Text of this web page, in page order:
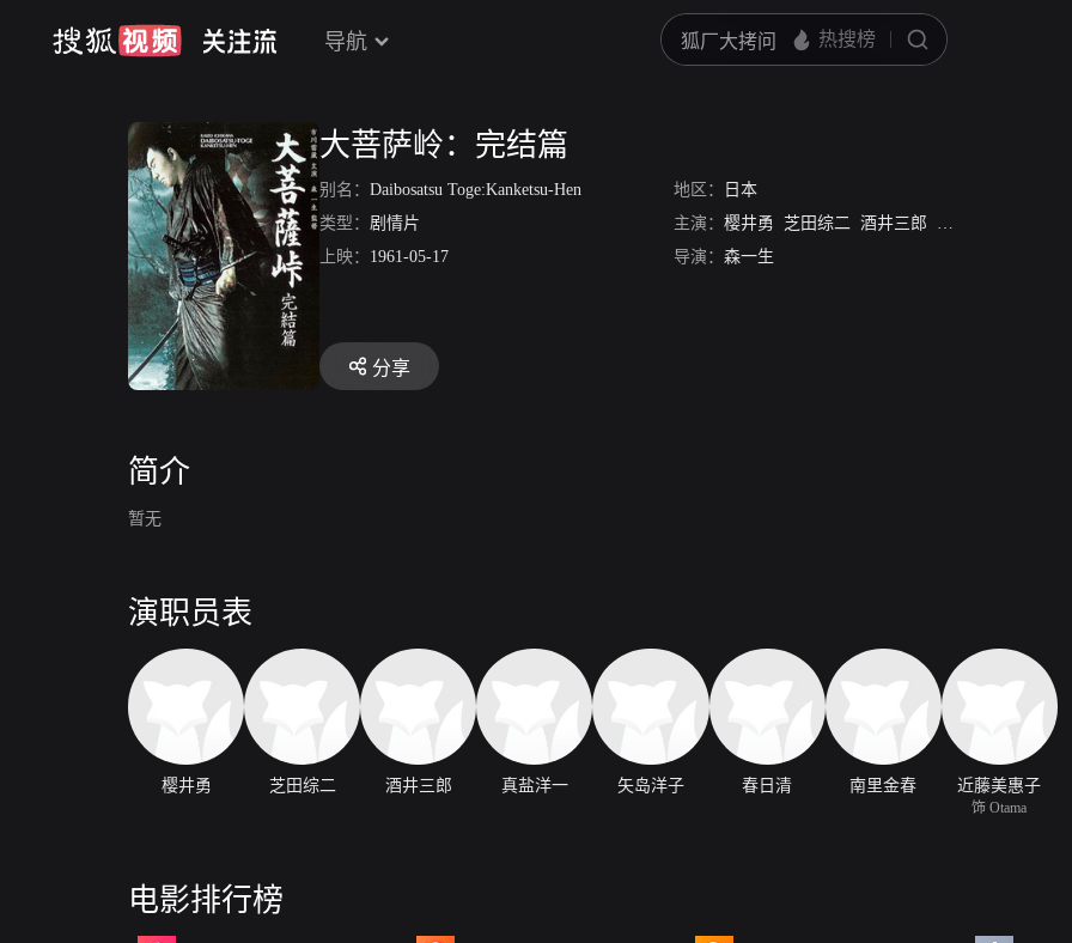
导航
大菩萨岭：完结篇
别名： Daibosatsu Toge:Kanketsu-Hen 地区：
日本
类型： 剧情片 主演： 樱井勇 芝田综二 酒井三郎 真盐洋一
上映： 1961-05-17 导演： 森一生
分享
简介
暂无
演职员表
樱井勇 芝田综二 酒井三郎 真盐洋一 矢岛洋子 春日清 南里金春 近藤美惠子
饰 Otama
电影排行榜